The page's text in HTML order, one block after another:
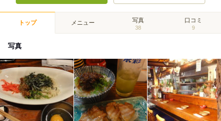
トップ メニュー 写真
38
口コミ
9
写真